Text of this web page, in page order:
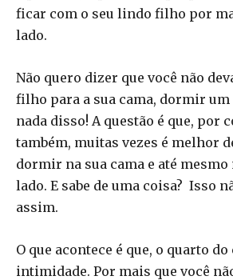
ficar com o seu lindo filho por
lado.
Não quero dizer que você não
filho para a sua cama, dormir um
nada disso! A questão é que, por
também, muitas vezes é melhor
dormir na sua cama e até mesmo
lado. E sabe de uma coisa? Isso
assim.
O que acontece é que, o quarto
intimidade. Por mais que você